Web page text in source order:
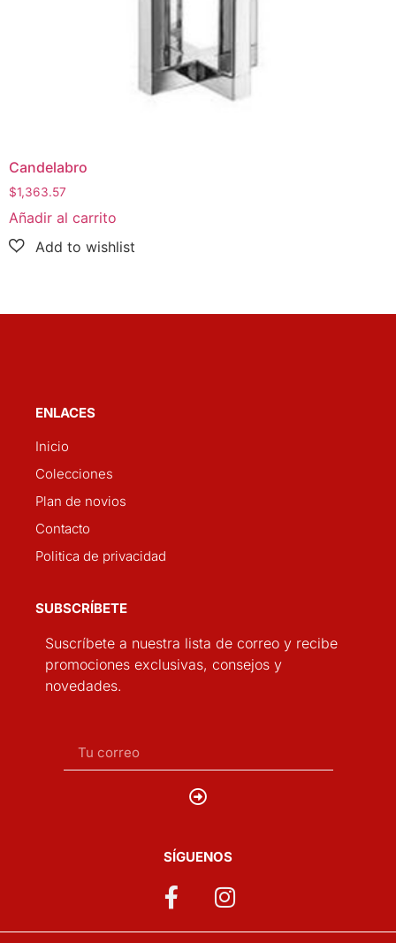
Candelabro
$1,363.57
Añadir al carrito
ENLACES
Inicio
Colecciones
Plan de novios
Contacto
Politica de privacidad
SUBSCRÍBETE
Suscríbete a nuestra lista de correo y recibe
promociones exclusivas, consejos y
novedades.
SÍGUENOS